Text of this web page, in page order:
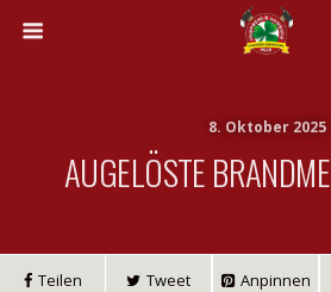
8. Oktober 2025
AUGELÖSTE
Teilen Tweet Anpinnen